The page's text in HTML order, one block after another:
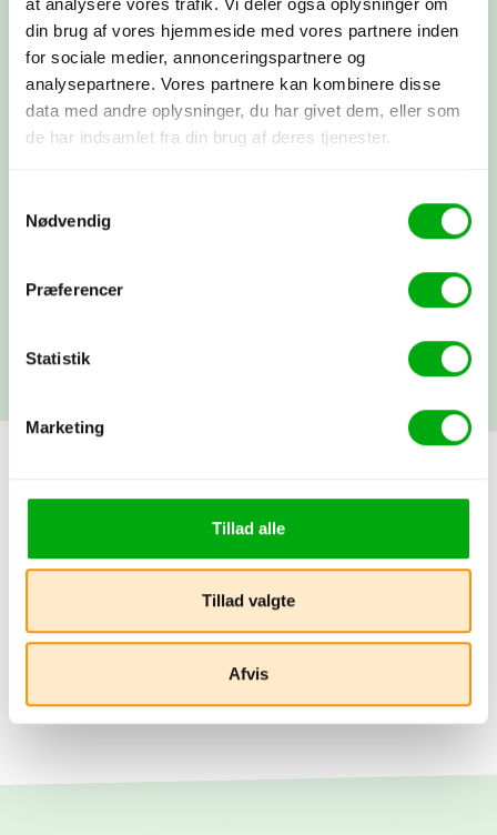
at analysere vores trafik. Vi deler også oplysninger om
din brug af vores hjemmeside med vores partnere inden
for sociale medier, annonceringspartnere og
analysepartnere. Vores partnere kan kombinere disse
data med andre oplysninger, du har givet dem, eller som
de har indsamlet fra din brug af deres tjenester.
Nødvendig
Præferencer
Statistik
Marketing
Tillad alle
Tillad valgte
Afvis
ud fra dine ønsker.
Booking
Du betaler depositum, vi booker alt som
aftalt, og du modtager alle dine
Du rejser…! Du kan altid få fat i os
under rejsen. Vi snakkes ved, når du